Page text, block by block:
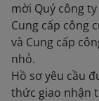
mời Quý công
Cung cấp công
và Cung cấp
nhỏ.
Hồ sơ yêu cầu
thức giao nhận